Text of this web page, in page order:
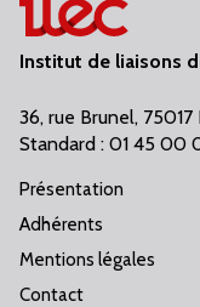
Institut de liaisons
36, rue Brunel, 75017
Standard : 01 45 00
Présentation
Adhérents
Mentions légales
Contact